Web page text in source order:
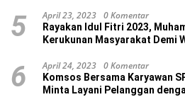
5 April 23, 2023 0 Komentar
Rayakan Idul Fitri 2023,
Kerukunan Masyarakat Demi
6 April 24, 2023 0 Komentar
Komsos Bersama Karyawan
Minta Layani Pelanggan